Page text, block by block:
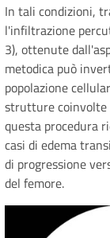
In tali condizioni,
l'infiltrazione
3), ottenute
metodica può
popolazione
strutture coinvolte
questa procedura
casi di edema
di progressione
del femore.